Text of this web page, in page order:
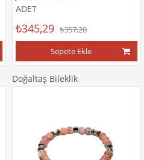
ADET
₺345,29 ₺357,20
Sepete Ekle
Doğaltaş Bileklik